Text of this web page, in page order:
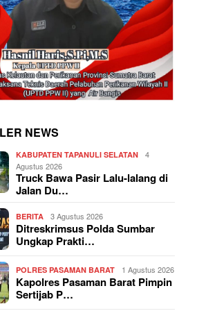
NEWS
KABUPATEN TAPANULI SELATAN
4
Agustus 2026
Truck Bawa Pasir Lalu-lalang di
Jalan Du…
BERITA 3 Agustus 2026
Ditreskrimsus Polda Sumbar
Ungkap Prakti…
POLRES PASAMAN BARAT 1 Agustus 2026
Kapolres Pasaman Barat Pimpin
Sertijab P…